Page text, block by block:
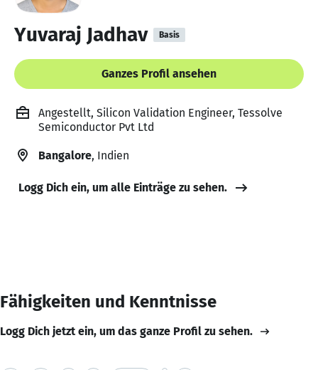
Yuvaraj Jadhav Basis
Ganzes Profil ansehen
Angestellt, Silicon Validation Engineer, Tessolve
Semiconductor Pvt Ltd
Bangalore, Indien
Logg Dich ein, um alle Einträge zu sehen.
Fähigkeiten und Kenntnisse
Logg Dich jetzt ein, um das ganze Profil zu sehen.